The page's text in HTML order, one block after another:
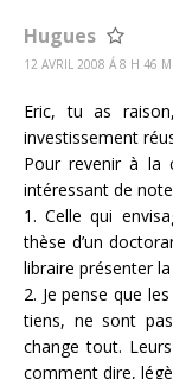
Hugues
12 AVRIL 2008 Á 8 H 46
Eric, tu as
investissement
Pour revenir à la
intéressant de
1. Celle qui
thèse d’un
libraire présenter
2. Je pense que
tiens, ne sont
change tout.
comment dire,